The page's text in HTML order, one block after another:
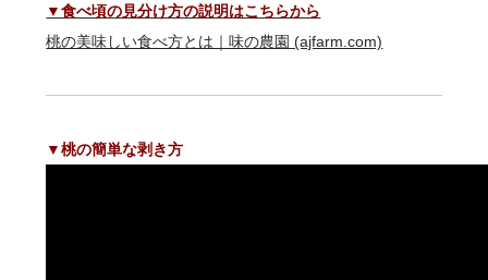
▼食べ頃の見分け方の説明はこちらから
桃の美味しい食べ方とは｜味の農園 (ajfarm.com)
▼桃の簡単な剥き方